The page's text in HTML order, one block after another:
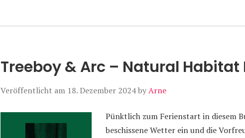
Treeboy & Arc – Natural Habitat
Veröffentlicht am 18. Dezember 2024byArne
Pünktlich zum Ferienstart in diesem
beschissene Wetter ein und die